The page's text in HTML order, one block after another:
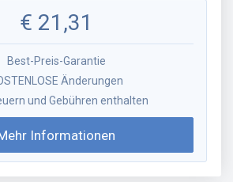
€ 21,31
Best-Preis-Garantie
Änderungen
und Gebühren enthalten
Informationen